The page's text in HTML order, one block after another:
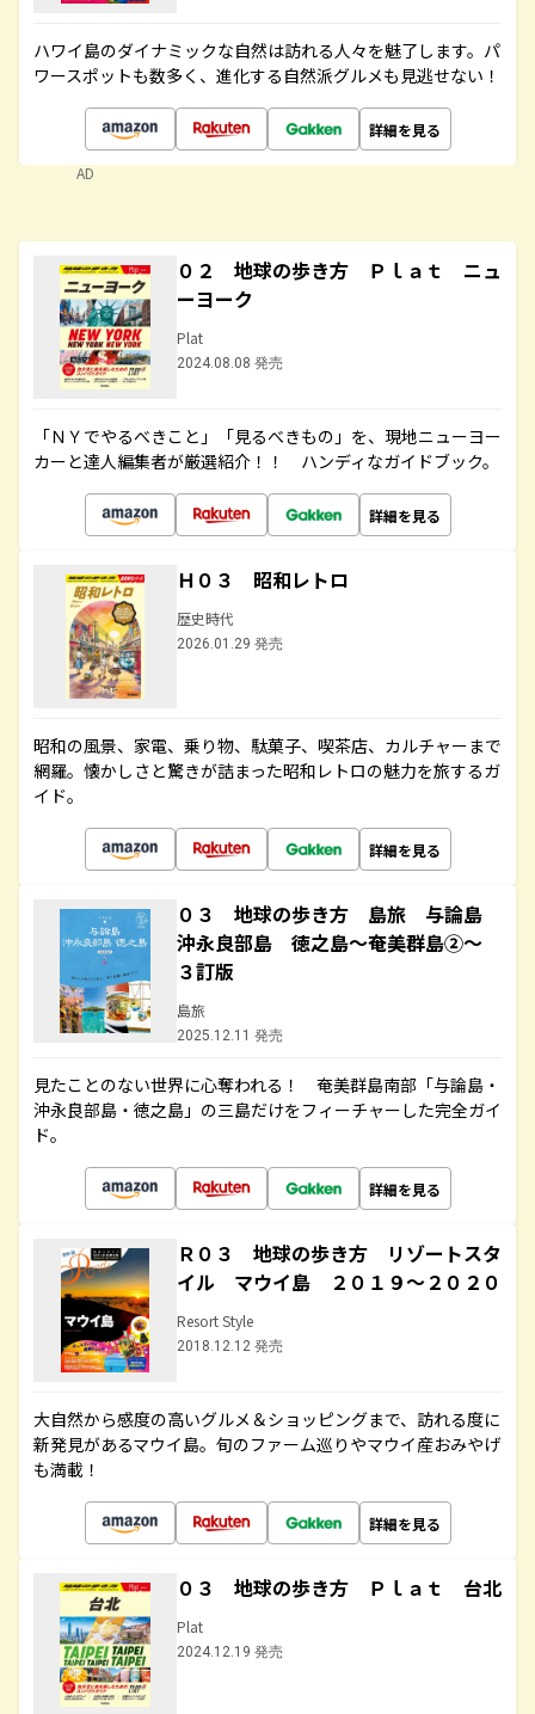
ハワイ島のダイナミックな自然は訪れる人々を魅了します。パ
ワースポットも数多く、進化する自然派グルメも見逃せない！
詳細を見る
AD
０２ 地球の歩き方 Ｐｌａｔ ニュ
ーヨーク
Plat
2024.08.08 発売
「ＮＹでやるべきこと」「見るべきもの」を、現地ニューヨー
カーと達人編集者が厳選紹介！！ ハンディなガイドブック。
詳細を見る
Ｈ０３ 昭和レトロ
歴史時代
2026.01.29 発売
昭和の風景、家電、乗り物、駄菓子、喫茶店、カルチャーまで
網羅。懐かしさと驚きが詰まった昭和レトロの魅力を旅するガ
イド。
詳細を見る
０３ 地球の歩き方 島旅 与論島
沖永良部島 徳之島～奄美群島②～
３訂版
島旅
2025.12.11 発売
見たことのない世界に心奪われる！ 奄美群島南部「与論島・
沖永良部島・徳之島」の三島だけをフィーチャーした完全ガイ
ド。
詳細を見る
Ｒ０３ 地球の歩き方 リゾートスタ
イル マウイ島 ２０１９～２０２０
Resort Style
2018.12.12 発売
大自然から感度の高いグルメ＆ショッピングまで、訪れる度に
新発見があるマウイ島。旬のファーム巡りやマウイ産おみやげ
も満載！
詳細を見る
０３ 地球の歩き方 Ｐｌａｔ 台北
Plat
2024.12.19 発売